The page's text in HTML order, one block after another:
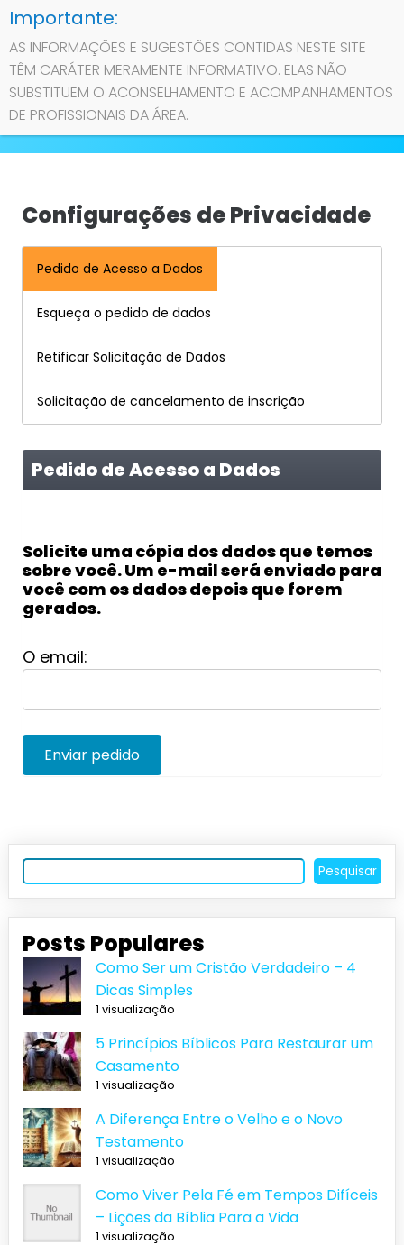
Contato
Sobre
Configurações de Privacidade
Pedido de Acesso a Dados
Esqueça o pedido de dados
Retificar Solicitação de Dados
Solicitação de cancelamento de inscrição
Pedido de Acesso a Dados
Solicite uma cópia dos dados que temos
sobre você. Um e-mail será enviado para
você com os dados depois que forem
gerados.
O email:
Enviar pedido
Pesquisar
Posts Populares
Como Ser um Cristão Verdadeiro – 4
Dicas Simples
1 visualização
5 Princípios Bíblicos Para Restaurar um
Casamento
1 visualização
A Diferença Entre o Velho e o Novo
Testamento
1 visualização
Como Viver Pela Fé em Tempos Difíceis
– Lições da Bíblia Para a Vida
1 visualização
AS INFORMAÇÕES E SUGESTÕES CONTIDAS NESTE SITE
TÊM CARÁTER MERAMENTE INFORMATIVO. ELAS NÃO
SUBSTITUEM O ACONSELHAMENTO E ACOMPANHAMENTOS
DE PROFISSIONAIS DA ÁREA.